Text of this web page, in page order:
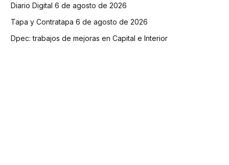
Diario Digital 6 de agosto de 2026
Tapa y Contratapa 6 de agosto de 2026
Dpec: trabajos de mejoras en Capital e Interior